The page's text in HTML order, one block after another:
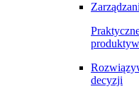
decyzji